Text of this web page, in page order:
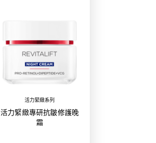
活力緊緻系列
活力緊緻專研抗皺修護晚
霜